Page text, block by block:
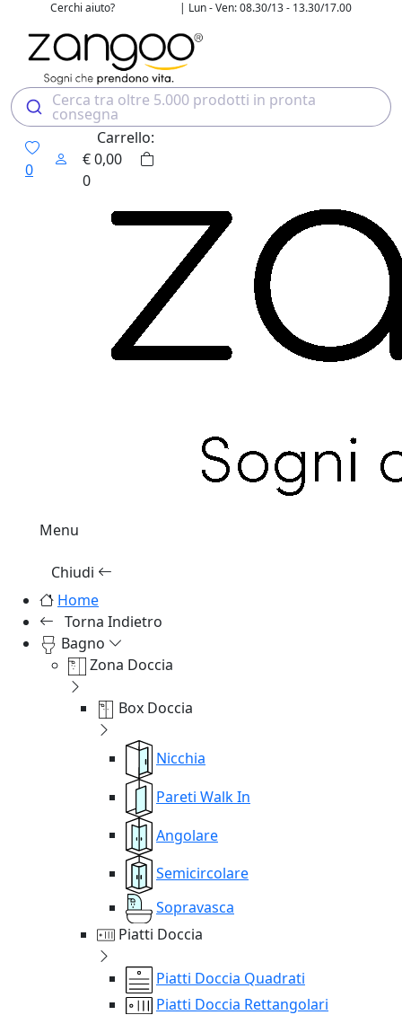
Cerchi aiuto? | Lun - Ven: 08.30/13 - 13.30/17.00
Cerca tra oltre 5.000 prodotti in pronta
consegna
0
Carrello:
€0,00
0
Menu
Chiudi
Home
Torna Indietro
Bagno
Zona Doccia
Box Doccia
Nicchia
Pareti Walk In
Angolare
Semicircolare
Sopravasca
Piatti Doccia
Piatti Doccia Quadrati
Piatti Doccia Rettangolari